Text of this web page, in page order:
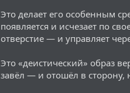
Это делает его особенным
появляется и исчезает по
отверстие — и управляет
Это «деистический» образ
завёл — и отошёл в сторону,